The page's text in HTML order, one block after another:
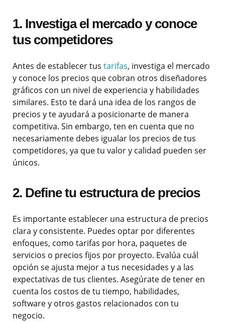
1. Investiga el mercado y conoce
tus competidores
Antes de establecer tus tarifas, investiga el mercado
y conoce los precios que cobran otros diseñadores
gráficos con un nivel de experiencia y habilidades
similares. Esto te dará una idea de los rangos de
precios y te ayudará a posicionarte de manera
competitiva. Sin embargo, ten en cuenta que no
necesariamente debes igualar los precios de tus
competidores, ya que tu valor y calidad pueden ser
únicos.
2. Define tu estructura de precios
Es importante establecer una estructura de precios
clara y consistente. Puedes optar por diferentes
enfoques, como tarifas por hora, paquetes de
servicios o precios fijos por proyecto. Evalúa cuál
opción se ajusta mejor a tus necesidades y a las
expectativas de tus clientes. Asegúrate de tener en
cuenta los costos de tu tiempo, habilidades,
software y otros gastos relacionados con tu
negocio.